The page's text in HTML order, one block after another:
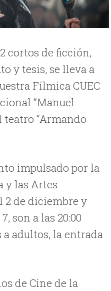
cortos de ficción,
y tesis, se lleva a
Fílmica CUEC
“Manuel
teatro “Armando
impulsado por la
y las Artes
2 de diciembre y
son a las 20:00
adultos, la entrada
de Cine de la